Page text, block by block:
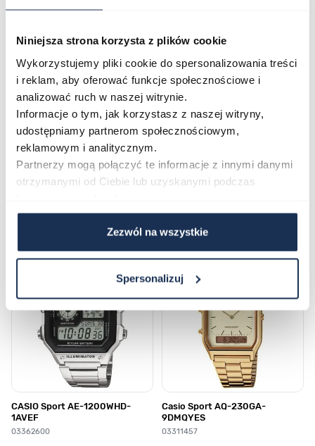
Niniejsza strona korzysta z plików cookie
Wykorzystujemy pliki cookie do spersonalizowania treści
i reklam, aby oferować funkcje społecznościowe i
analizować ruch w naszej witrynie.
Informacje o tym, jak korzystasz z naszej witryny,
udostępniamy partnerom społecznościowym,
reklamowym i analitycznym.
Partnerzy mogą połączyć te informacje z innymi danymi
otrzymanymi od Ciebie lub uzyskanymi podczas
Zezwól na wszystkie
Spersonalizuj
Opinie
Zapytaj o produkt
Płatność i dostawa
Najczęściej kupowane
Poruszanie się po elementach karuzeli jest możliwe za pomocą
Naciśnij, aby pominąć karuzelę
Naciśnij, aby przejść do nawigacji karuzeli
CASIO Sport AE-1200WHD-
1AVEF
03362600
Casio Sport AQ-230GA-
9DMQYES
03311457